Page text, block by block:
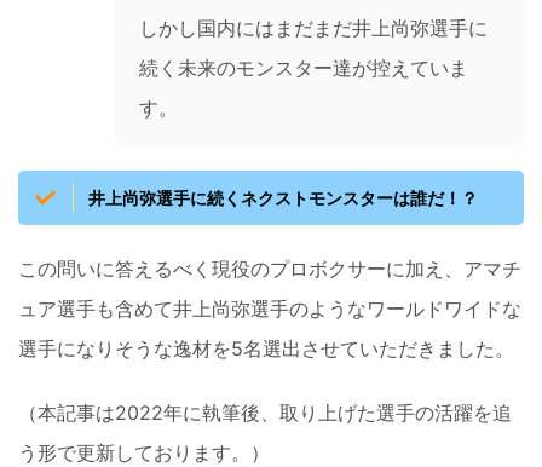
しかし国内にはまだまだ井上尚弥選手に
続く未来のモンスター達が控えていま
す。
井上尚弥選手に続くネクストモンスターは誰だ！？
この問いに答えるべく現役のプロボクサーに加え、アマチ
ュア選手も含めて井上尚弥選手のようなワールドワイドな
選手になりそうな逸材を5名選出させていただきました。
（本記事は2022年に執筆後、取り上げた選手の活躍を追
う形で更新しております。）